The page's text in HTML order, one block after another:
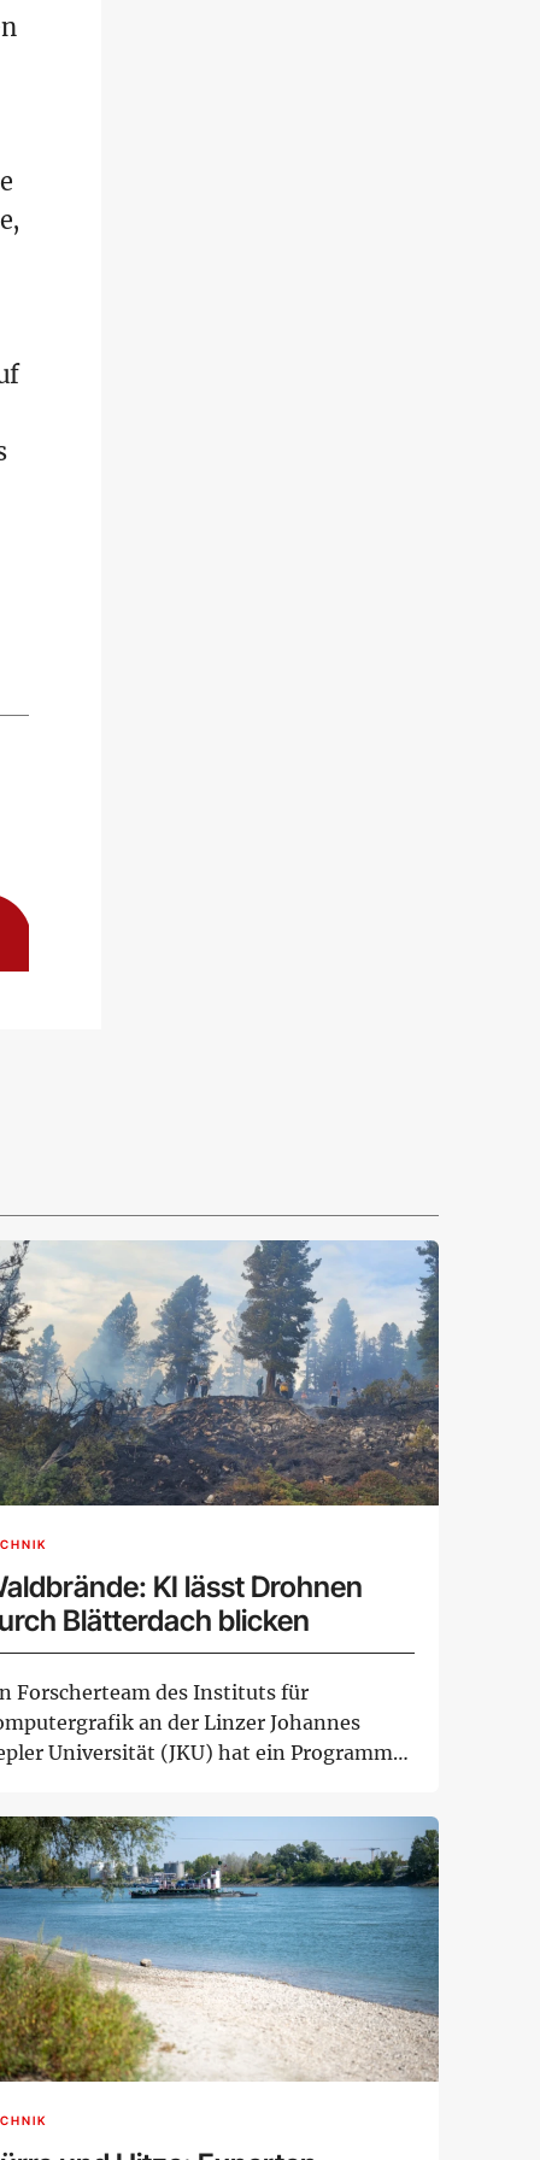
KI lässt Drohnen
Blätterdach blicken
Forscherteam des Instituts für
an der Linzer Johannes
Universität (JKU) hat ein Programm